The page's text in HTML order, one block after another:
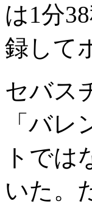
は1分
録して
セバス
「バ
トでは
いた。